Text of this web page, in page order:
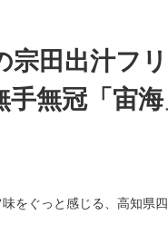
宗田出汁フ
無冠「宙
をぐっと感じる、高知県